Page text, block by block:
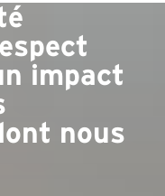
impact
nous